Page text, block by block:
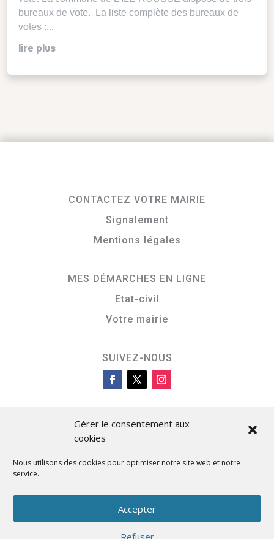
Gérer le consentement aux
cookies
Nous utilisons des cookies pour optimiser notre site web et notre
service.
Accepter
Refuser
bureaux de vote. La liste complète des bureaux de
votes :...
lire plus
CONTACTEZ VOTRE MAIRIE
Signalement
Mentions légales
MES DÉMARCHES EN LIGNE
Etat-civil
Votre mairie
SUIVEZ-NOUS
Cità di L’Isula